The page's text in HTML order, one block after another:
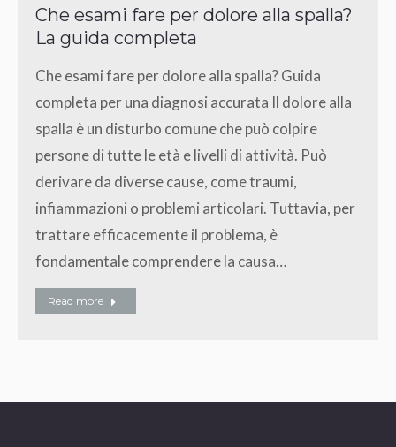
Che esami fare per dolore alla spalla?
La guida completa
Che esami fare per dolore alla spalla? Guida
completa per una diagnosi accurata Il dolore alla
spalla è un disturbo comune che può colpire
persone di tutte le età e livelli di attività. Può
derivare da diverse cause, come traumi,
infiammazioni o problemi articolari. Tuttavia, per
trattare efficacemente il problema, è
fondamentale comprendere la causa…
Read more